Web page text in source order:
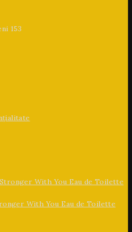
153
With You Eau de Toilette